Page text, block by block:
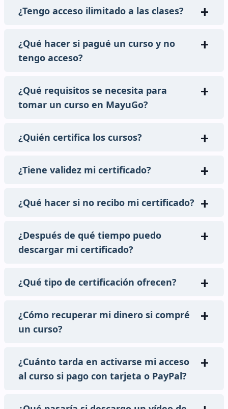
¿Tengo acceso ilimitado a las clases?
¿Qué hacer si pagué un curso y no
tengo acceso?
¿Qué requisitos se necesita para
tomar un curso en MayuGo?
¿Quién certifica los cursos?
¿Tiene validez mi certificado?
¿Qué hacer si no recibo mi certificado?
¿Después de qué tiempo puedo
descargar mi certificado?
¿Qué tipo de certificación ofrecen?
¿Cómo recuperar mi dinero si compré
un curso?
¿Cuánto tarda en activarse mi acceso
al curso si pago con tarjeta o PayPal?